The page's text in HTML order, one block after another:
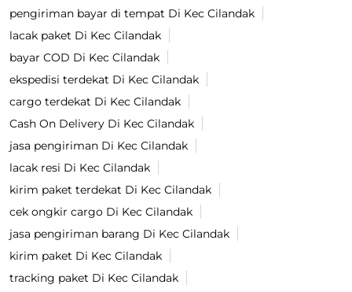
pengiriman bayar di tempat Di Kec Cilandak
lacak paket Di Kec Cilandak
bayar COD Di Kec Cilandak
ekspedisi terdekat Di Kec Cilandak
cargo terdekat Di Kec Cilandak
Cash On Delivery Di Kec Cilandak
jasa pengiriman Di Kec Cilandak
lacak resi Di Kec Cilandak
kirim paket terdekat Di Kec Cilandak
cek ongkir cargo Di Kec Cilandak
jasa pengiriman barang Di Kec Cilandak
kirim paket Di Kec Cilandak
tracking paket Di Kec Cilandak